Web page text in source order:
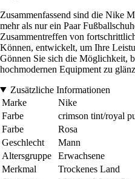
Zusammenfassend sind die Nike
mehr als nur ein Paar
Zusammentreffen von
Können, entwickelt, um Ihre
Gönnen Sie sich die Möglichkeit,
hochmodernen Equipment zu
Zusätzliche Informationen
Marke
Nike
Farbe
crimson tint/royal
Farbe
Rosa
Geschlecht
Mann
Altersgruppe
Erwachsene
Merkmal
Trockenes Land